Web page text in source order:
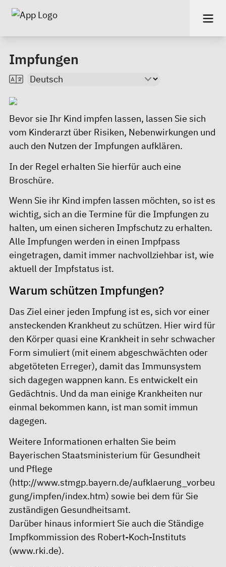
Impfungen
Bevor sie Ihr Kind impfen lassen, lassen Sie sich
vom Kinderarzt über Risiken, Nebenwirkungen und
auch den Nutzen der Impfungen aufklären.
In der Regel erhalten Sie hierfür auch eine
Broschüre.
Wenn Sie ihr Kind impfen lassen möchten, so ist es
wichtig, sich an die Termine für die Impfungen zu
halten, um einen sicheren Impfschutz zu erhalten.
Alle Impfungen werden in einen Impfpass
eingetragen, damit immer nachvollziehbar ist, wie
aktuell der Impfstatus ist.
Warum schützen Impfungen?
Das Ziel einer jeden Impfung ist es, sich vor einer
ansteckenden Krankheut zu schützen. Hier wird für
den Körper quasi eine Krankheit in sehr schwacher
Form simuliert (mit einem abgeschwächten oder
abgetöteten Erreger), damit das Immunsystem
sich dagegen wappnen kann. Es entwickelt ein
Gedächtnis. Und da man einige Krankheiten nur
einmal bekommen kann, ist man somit immun
dagegen.
Weitere Informationen erhalten Sie beim
Bayerischen Staatsministerium für Gesundheit
und Pflege
(http://www.stmgp.bayern.de/aufklaerung_vorbeu
gung/impfen/index.htm) sowie bei dem für Sie
zuständigen Gesundheitsamt.
Darüber hinaus informiert Sie auch die Ständige
Impfkommission des Robert-Koch-Instituts
(www.rki.de).